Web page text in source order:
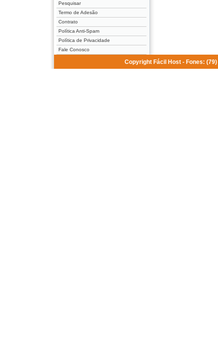
Pesquisar
Termo de Adesão
Contrato
Política Anti-Spam
Política de Privacidade
Fale Conosco
Copyright Fácil Host - Fones: